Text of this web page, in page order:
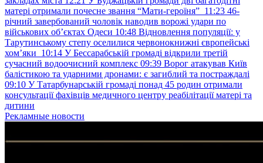
матері отримали почесне звання “Мати-героїня” 11:23 46-
річний завербований чоловік наводив ворожі удари по
військових обʼєктах Одеси 10:48 Відновлення популяції: у
Тарутинському степу оселилися червонокнижні європейські
хом’яки 10:14 У Бессарабській громаді відкрили третій
сучасний водоочисний комплекс 09:39 Ворог атакував Київ
балістикою та ударними дронами: є загиблий та постраждалі
09:10 У Татарбунарській громаді понад 45 родин отримали
консультації фахівців медичного центру реабілітації матері та
дитини
Рекламные новости